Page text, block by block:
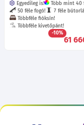
Egyedileg is!
Több mint 40
50 féle fogó!
7 féle
Többféle fióksín!
Többféle kivetőpánt!
-10%
61